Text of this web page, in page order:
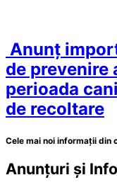
Anunț
de prevenire
perioada
de recoltare
Cele mai noi informații din
Anunțuri și